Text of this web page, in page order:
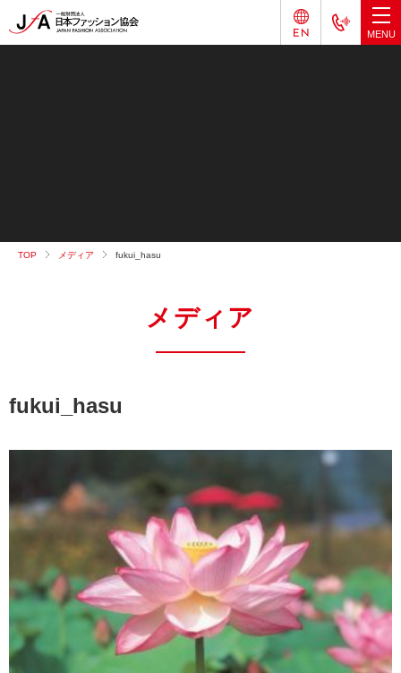
TOP メディア fukui_hasu
メディア
fukui_hasu